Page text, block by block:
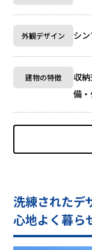
外観デザイン シ
建物の特徴
収
備
洗練されたデ
心地よく暮ら